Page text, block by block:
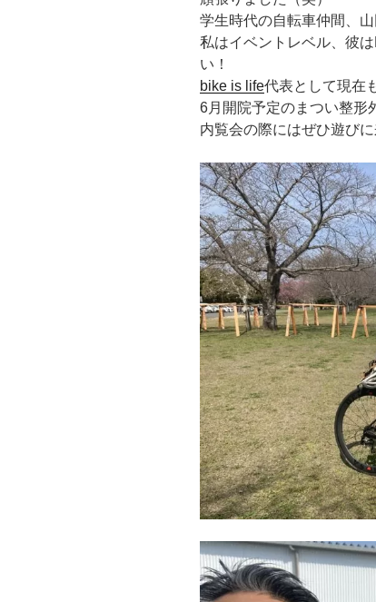
学生時代の自転車仲間、
私はイベントレベル、彼
い！
bike is life代表として現在
6月開院予定のまつい整形
内覧会の際にはぜひ遊び